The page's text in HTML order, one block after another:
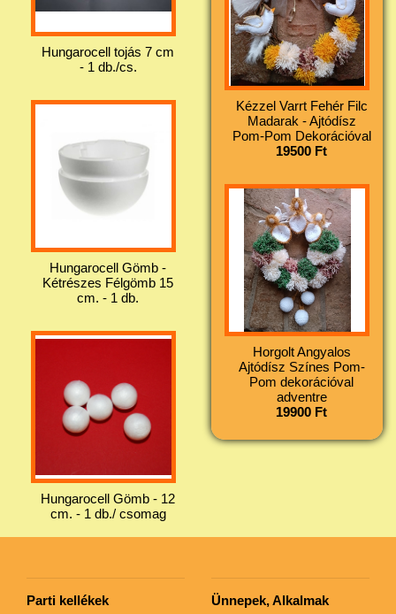
Hungarocell tojás 7 cm
- 1 db./cs.
Hungarocell Gömb -
Kétrészes Félgömb 15
cm. - 1 db.
Hungarocell Gömb - 12
cm. - 1 db./ csomag
Kézzel Varrt Fehér Filc
Madarak - Ajtódísz
Pom-Pom Dekorációval
19500 Ft
Horgolt Angyalos
Ajtódísz Színes Pom-
Pom dekorációval
adventre
19900 Ft
Parti kellékek Ünnepek, Alkalmak